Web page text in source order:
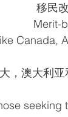
移民
Merit-
Canada,
，澳大利